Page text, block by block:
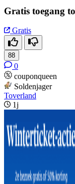
Gratis toegang
Gratis
88
0
couponqueen
Soldenjager
Toverland
1j